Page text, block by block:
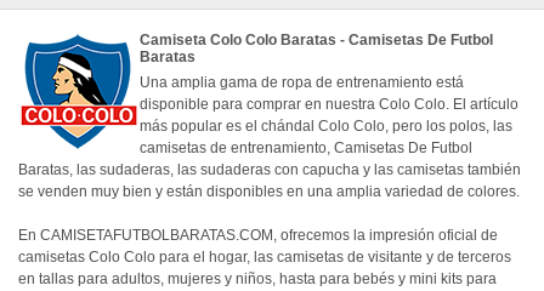
Camiseta Colo Colo Baratas - Camisetas De Futbol
Baratas
Una amplia gama de ropa de entrenamiento está
disponible para comprar en nuestra Colo Colo. El artículo
más popular es el chándal Colo Colo, pero los polos, las
camisetas de entrenamiento, Camisetas De Futbol
Baratas, las sudaderas, las sudaderas con capucha y las camisetas también
se venden muy bien y están disponibles en una amplia variedad de colores.
En CAMISETAFUTBOLBARATAS.COM, ofrecemos la impresión oficial de
camisetas Colo Colo para el hogar, las camisetas de visitante y de terceros
en tallas para adultos, mujeres y niños, hasta para bebés y mini kits para